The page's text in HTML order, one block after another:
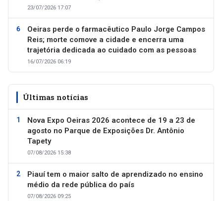
23/07/2026 17:07
Oeiras perde o farmacêutico Paulo Jorge Campos
Reis; morte comove a cidade e encerra uma
trajetória dedicada ao cuidado com as pessoas
16/07/2026 06:19
Últimas notícias
Nova Expo Oeiras 2026 acontece de 19 a 23 de
agosto no Parque de Exposições Dr. Antônio
Tapety
07/08/2026 15:38
Piauí tem o maior salto de aprendizado no ensino
médio da rede pública do país
07/08/2026 09:25